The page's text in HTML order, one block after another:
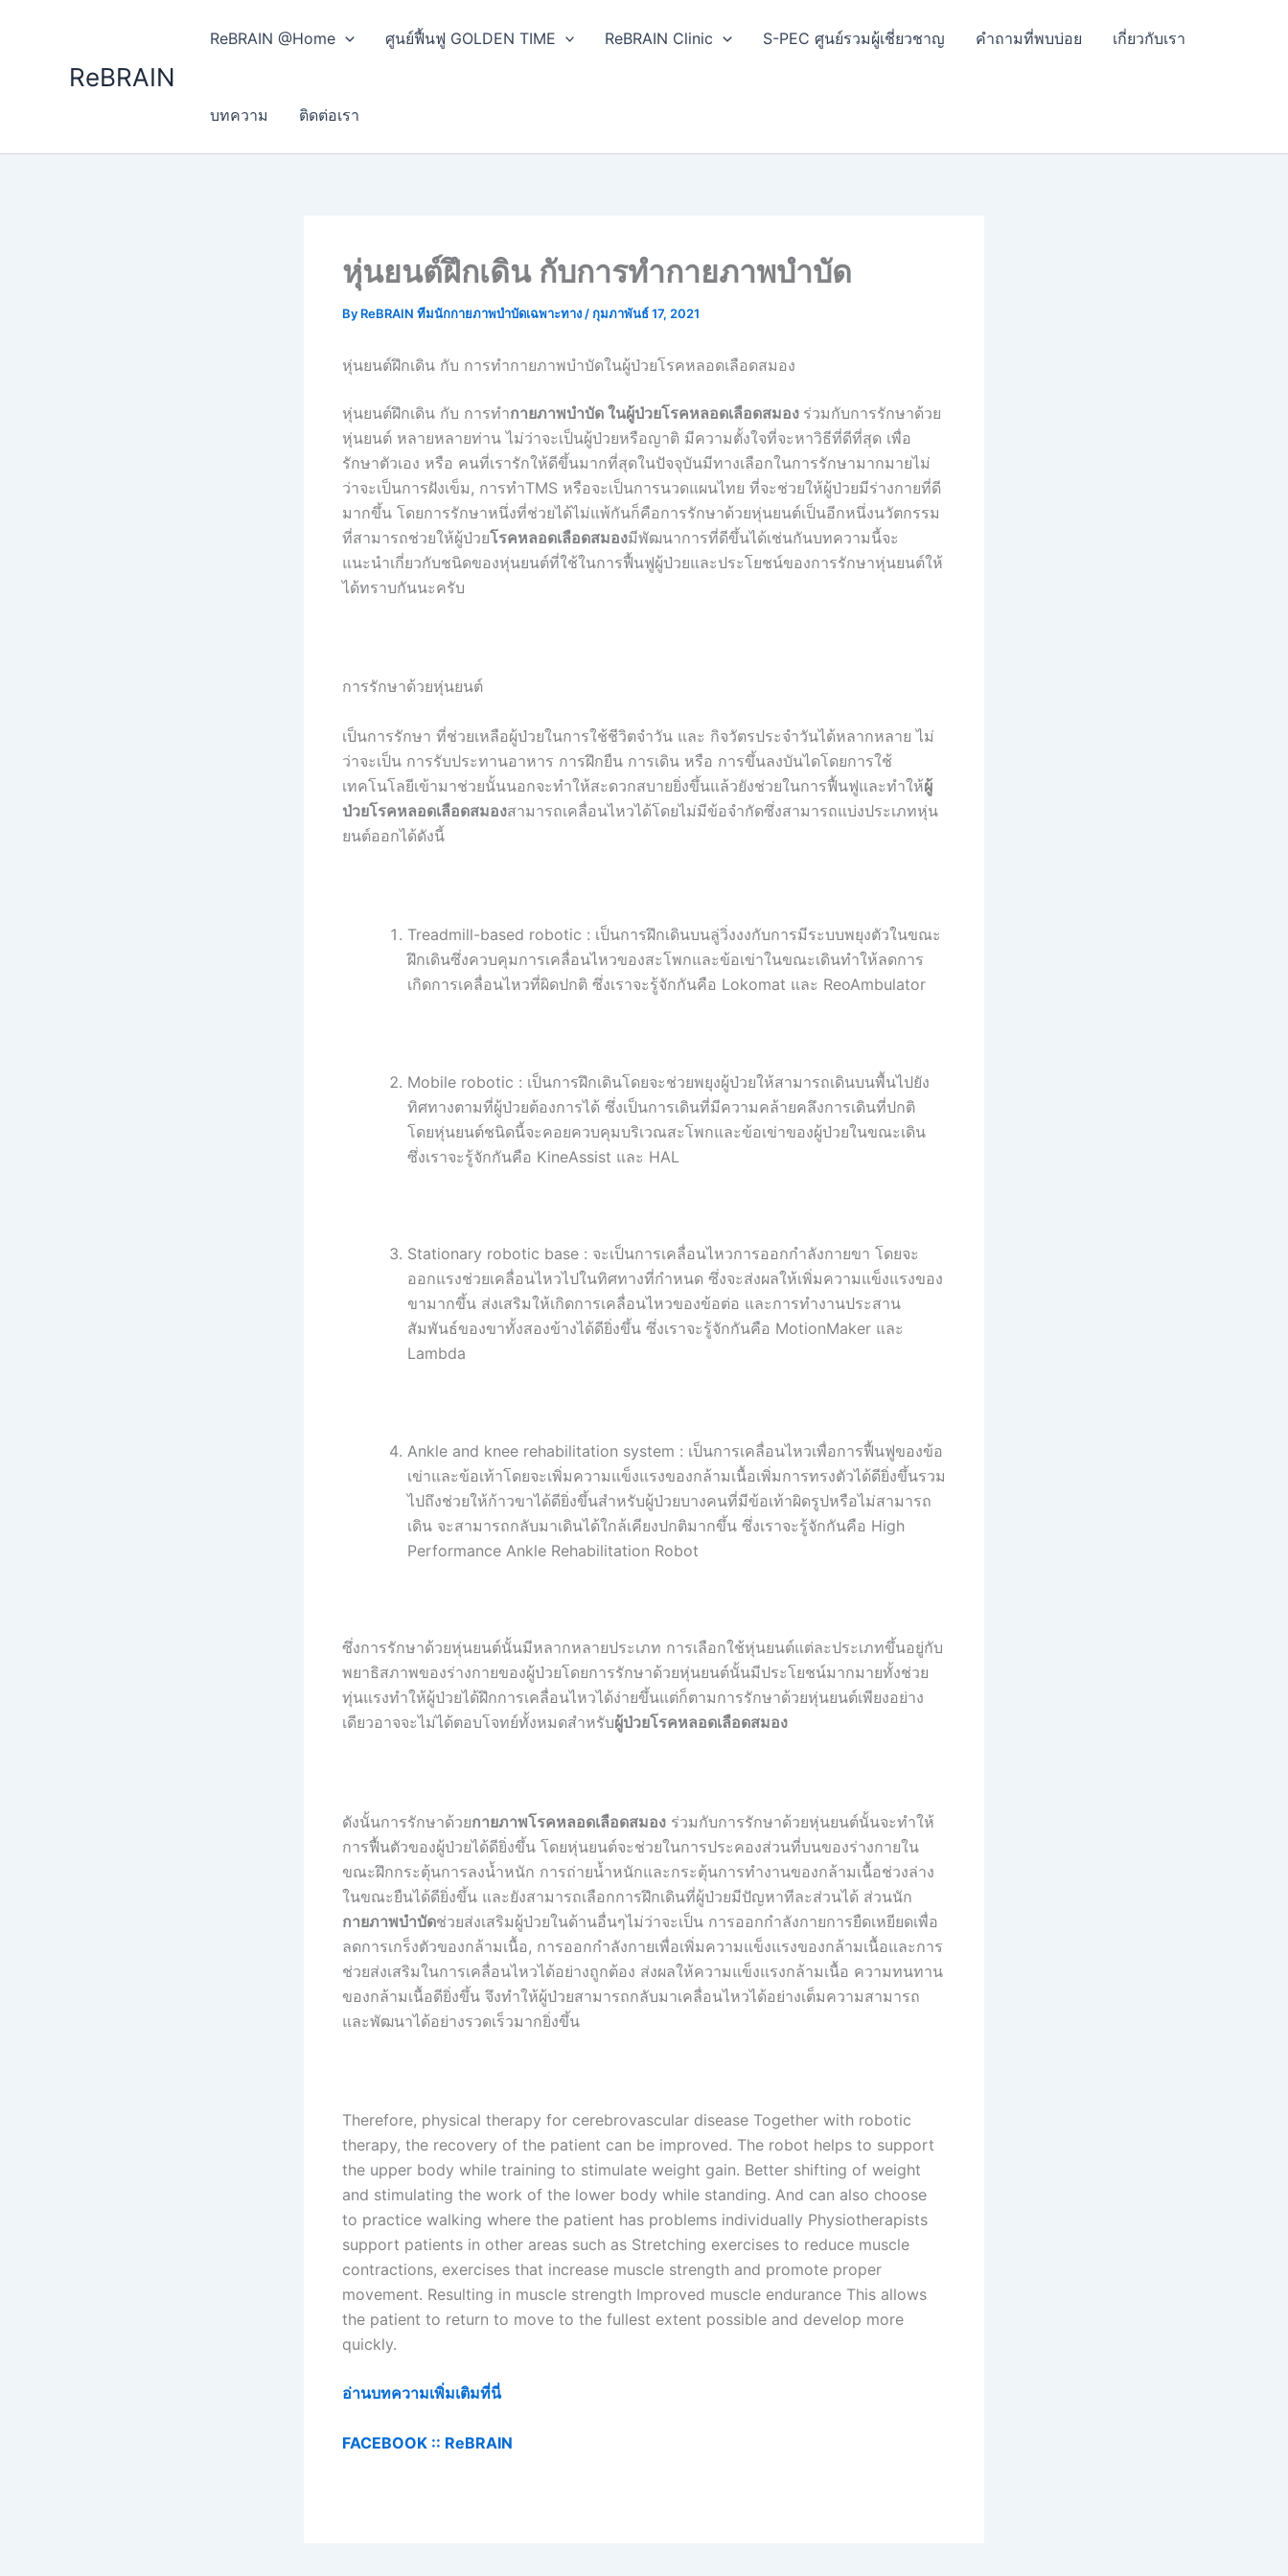
ReBRAIN
ReBRAIN @Home ศูนย์ฟื้นฟู GOLDEN TIME ReBRAIN Clinic S-PEC ศูนย์รวมผู้เชี่ยวชาญ คำถามที่พบบ่อย เกี่ยวกับเรา
บทความ ติดต่อเรา
หุ่นยนต์ฝึกเดิน กับการทำกายภาพบำบัด
By ReBRAIN ทีมนักกายภาพบำบัดเฉพาะทาง /กุมภาพันธ์ 17, 2021
หุ่นยนต์ฝึกเดิน กับ การทำกายภาพบำบัดในผู้ป่วยโรคหลอดเลือดสมอง
หุ่นยนต์ฝึกเดิน กับ การทำกายภาพบำบัด ในผู้ป่วยโรคหลอดเลือดสมอง ร่วมกับการรักษาด้วย
หุ่นยนต์ หลายหลายท่าน ไม่ว่าจะเป็นผู้ป่วยหรือญาติ มีความตั้งใจที่จะหาวิธีที่ดีที่สุด เพื่อ
รักษาตัวเอง หรือ คนที่เรารักให้ดีขึ้นมากที่สุดในปัจจุบันมีทางเลือกในการรักษามากมายไม่
ว่าจะเป็นการฝังเข็ม, การทำTMS หรือจะเป็นการนวดแผนไทย ที่จะช่วยให้ผู้ป่วยมีร่างกายที่ดี
มากขึ้น โดยการรักษาหนึ่งที่ช่วยได้ไม่แพ้กันก็คือการรักษาด้วยหุ่นยนต์เป็นอีกหนึ่งนวัตกรรม
ที่สามารถช่วยให้ผู้ป่วยโรคหลอดเลือดสมองมีพัฒนาการที่ดีขึ้นได้เช่นกันบทความนี้จะ
แนะนำเกี่ยวกับชนิดของหุ่นยนต์ที่ใช้ในการฟื้นฟูผู้ป่วยและประโยชน์ของการรักษาหุ่นยนต์ให้
ได้ทราบกันนะครับ
การรักษาด้วยหุ่นยนต์
เป็นการรักษา ที่ช่วยเหลือผู้ป่วยในการใช้ชีวิตจำวัน และ กิจวัตรประจำวันได้หลากหลาย ไม่
ว่าจะเป็น การรับประทานอาหาร การฝึกยืน การเดิน หรือ การขึ้นลงบันไดโดยการใช้
เทคโนโลยีเข้ามาช่วยนั้นนอกจะทำให้สะดวกสบายยิ่งขึ้นแล้วยังช่วยในการฟื้นฟูและทำให้ผู้
ป่วยโรคหลอดเลือดสมองสามารถเคลื่อนไหวได้โดยไม่มีข้อจำกัดซึ่งสามารถแบ่งประเภทหุ่น
ยนต์ออกได้ดังนี้
Treadmill-based robotic : เป็นการฝึกเดินบนลู่วิ่งงงกับการมีระบบพยุงตัวในขณะ
ฝึกเดินซึ่งควบคุมการเคลื่อนไหวของสะโพกและข้อเข่าในขณะเดินทำให้ลดการ
เกิดการเคลื่อนไหวที่ผิดปกติ ซึ่งเราจะรู้จักกันคือ Lokomat และ ReoAmbulator
Mobile robotic : เป็นการฝึกเดินโดยจะช่วยพยุงผู้ป่วยให้สามารถเดินบนพื้นไปยัง
ทิศทางตามที่ผู้ป่วยต้องการได้ ซึ่งเป็นการเดินที่มีความคล้ายคลึงการเดินที่ปกติ
โดยหุ่นยนต์ชนิดนี้จะคอยควบคุมบริเวณสะโพกและข้อเข่าของผู้ป่วยในขณะเดิน
ซึ่งเราจะรู้จักกันคือ KineAssist และ HAL
Stationary robotic base : จะเป็นการเคลื่อนไหวการออกกำลังกายขา โดยจะ
ออกแรงช่วยเคลื่อนไหวไปในทิศทางที่กำหนด ซึ่งจะส่งผลให้เพิ่มความแข็งแรงของ
ขามากขึ้น ส่งเสริมให้เกิดการเคลื่อนไหวของข้อต่อ และการทำงานประสาน
สัมพันธ์ของขาทั้งสองข้างได้ดียิ่งขึ้น ซึ่งเราจะรู้จักกันคือ MotionMaker และ
Lambda
Ankle and knee rehabilitation system : เป็นการเคลื่อนไหวเพื่อการฟื้นฟูของข้อ
เข่าและข้อเท้าโดยจะเพิ่มความแข็งแรงของกล้ามเนื้อเพิ่มการทรงตัวได้ดียิ่งขึ้นรวม
ไปถึงช่วยให้ก้าวขาได้ดียิ่งขึ้นสำหรับผู้ป่วยบางคนที่มีข้อเท้าผิดรูปหรือไม่สามารถ
เดิน จะสามารถกลับมาเดินได้ใกล้เคียงปกติมากขึ้น ซึ่งเราจะรู้จักกันคือ High
Performance Ankle Rehabilitation Robot
ซึ่งการรักษาด้วยหุ่นยนต์นั้นมีหลากหลายประเภท การเลือกใช้หุ่นยนต์แต่ละประเภทขึ้นอยู่กับ
พยาธิสภาพของร่างกายของผู้ป่วยโดยการรักษาด้วยหุ่นยนต์นั้นมีประโยชน์มากมายทั้งช่วย
ทุ่นแรงทำให้ผู้ป่วยได้ฝึกการเคลื่อนไหวได้ง่ายขึ้นแต่ก็ตามการรักษาด้วยหุ่นยนต์เพียงอย่าง
เดียวอาจจะไม่ได้ตอบโจทย์ทั้งหมดสำหรับผู้ป่วยโรคหลอดเลือดสมอง
ดังนั้นการรักษาด้วยกายภาพโรคหลอดเลือดสมอง ร่วมกับการรักษาด้วยหุ่นยนต์นั้นจะทำให้
การฟื้นตัวของผู้ป่วยได้ดียิ่งขึ้น โดยหุ่นยนต์จะช่วยในการประคองส่วนที่บนของร่างกายใน
ขณะฝึกกระตุ้นการลงน้ำหนัก การถ่ายน้ำหนักและกระตุ้นการทำงานของกล้ามเนื้อช่วงล่าง
ในขณะยืนได้ดียิ่งขึ้น และยังสามารถเลือกการฝึกเดินที่ผู้ป่วยมีปัญหาทีละส่วนได้ ส่วนนัก
กายภาพบำบัดช่วยส่งเสริมผู้ป่วยในด้านอื่นๆไม่ว่าจะเป็น การออกกำลังกายการยืดเหยียดเพื่อ
ลดการเกร็งตัวของกล้ามเนื้อ, การออกกำลังกายเพื่อเพิ่มความแข็งแรงของกล้ามเนื้อและการ
ช่วยส่งเสริมในการเคลื่อนไหวได้อย่างถูกต้อง ส่งผลให้ความแข็งแรงกล้ามเนื้อ ความทนทาน
ของกล้ามเนื้อดียิ่งขึ้น จึงทำให้ผู้ป่วยสามารถกลับมาเคลื่อนไหวได้อย่างเต็มความสามารถ
และพัฒนาได้อย่างรวดเร็วมากยิ่งขึ้น
Therefore, physical therapy for cerebrovascular disease Together with robotic
therapy, the recovery of the patient can be improved. The robot helps to support
the upper body while training to stimulate weight gain. Better shifting of weight
and stimulating the work of the lower body while standing. And can also choose
to practice walking where the patient has problems individually Physiotherapists
support patients in other areas such as Stretching exercises to reduce muscle
contractions, exercises that increase muscle strength and promote proper
movement. Resulting in muscle strength Improved muscle endurance This allows
the patient to return to move to the fullest extent possible and develop more
quickly.
อ่านบทความเพิ่มเติมที่นี่
FACEBOOK :: ReBRAIN